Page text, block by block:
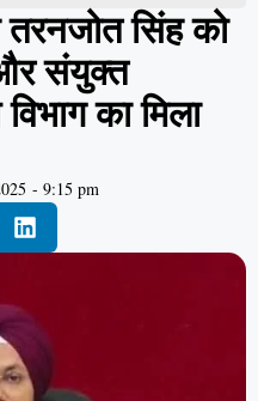
सिंह को
संयुक्त
का मिला
- 9:15 pm